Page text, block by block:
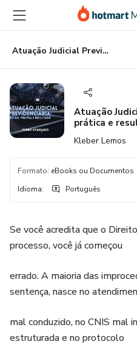
para
conteúdo
principal
para
pagamento
para
rodapé
Atuação Judicial Previdenciário: Gestão, prática e resultado
Atuação
prática e
Kleber Lemos
Formato: eBooks ou Documentos
Idioma: Português
Se você acredita que o
processo, você já começou
errado. A maioria das
sentença, nasce no
mal conduzido, no CNIS mal
estruturada e no protocolo